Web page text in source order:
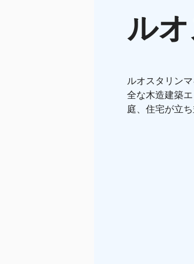
ル
ルオスタリン
全な木造建築
庭、住宅が立